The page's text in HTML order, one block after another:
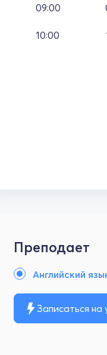
09:00
10:00
Преподает
Английский
Записаться на